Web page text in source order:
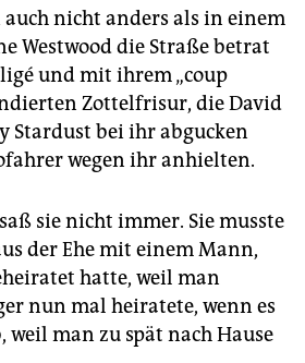
nicht anders als in einem
Westwood die Straße betrat
und mit ihrem „coup
Zottelfrisur, die David
Stardust bei ihr abgucken
wegen ihr anhielten.
sie nicht immer. Sie musste
der Ehe mit einem Mann,
hatte, weil man
nun mal heiratete, wenn es
weil man zu spät nach Hause